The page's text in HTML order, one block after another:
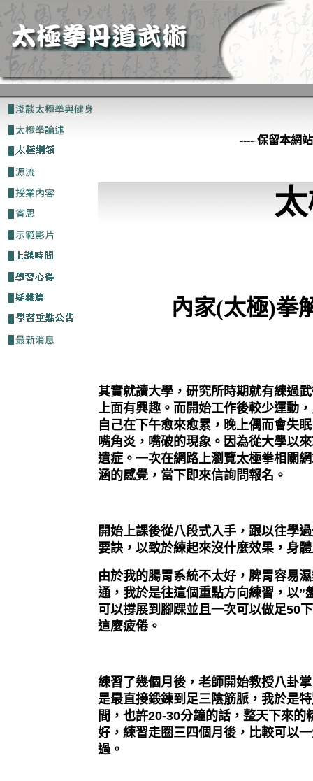
-----保留本網
內家(太極)拳
其實就讀大學，研究所時期就有練過
上面有興趣。而開始工作後較少運動
自己在下午愈來愈累，晚上偶而會失
嘴角炎，嘴破的現象。因為從大學以
遺症。一次在網路上瀏覽太極拳相關
涵的感覺，當下即來信詢問報名。
開始上課後從八段式入手，跟以往學
要訣，以致於練起來沒什麼效果，身
由於我的腸胃系統不太好，脾胃容易
通，我於是往這個重點方向練習，以”
可以撐展到腳踝並且一次可以做足50
這麼疲倦。
練習了幾個月後，老師開始教授八卦
是最直接鍛鍊到足三陰筋脈，我於是
間，也許20-30分鐘的話，整天下來的
好，練習走圈三四個月後，比較可以
過。